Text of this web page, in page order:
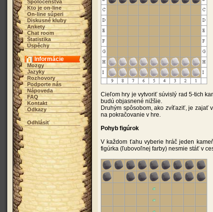
Spoločenstvá
Kto je on-line
On-line súperi
Diskusné kluby
Ankety
Chat room
Štatistika
Úspěchy
Informácie
Mozgy
Jazyky
Rozhovory
Podporte nás
Nápoveda
FAQ
Kontakt
Odkazy
Odhlásiť
Cieľom hry je vytvoriť súvislý rad 5-tich
budú objasnené nižšie.
Druhým spôsobom, ako zvíťaziť, je zajať
na pokračovanie v hre.
Pohyb figúrok
V každom ťahu vyberie hráč jeden
figúrka (ľubovoľnej farby) nesmie stáť v